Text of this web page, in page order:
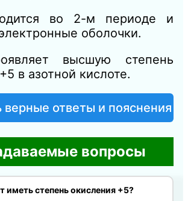
во 2-м периоде и
оболочки.
высшую степень
в азотной кислоте.
верные ответы и пояснения
вопросы
иметь степень окисления +5?